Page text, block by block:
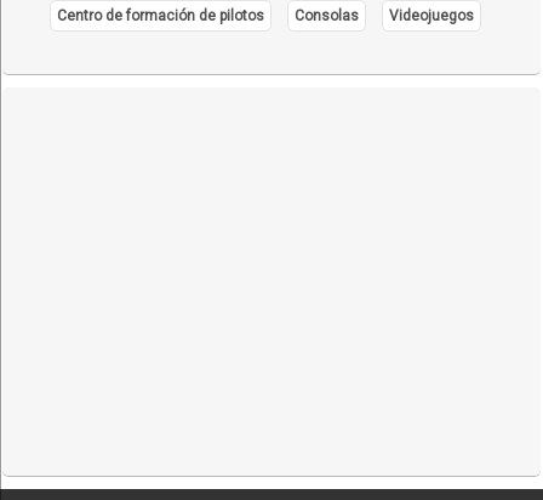
Centro de formación de pilotos Consolas Videojuegos